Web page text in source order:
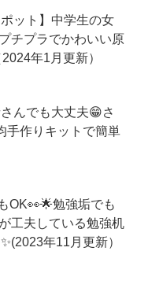
ポット】中学生の女
チプラでかわいい原
年1月更新）
んでも大丈夫😁さ
手作りキットで簡単
OK👀🌟勉強垢でも
工夫している勉強机
年11月更新）